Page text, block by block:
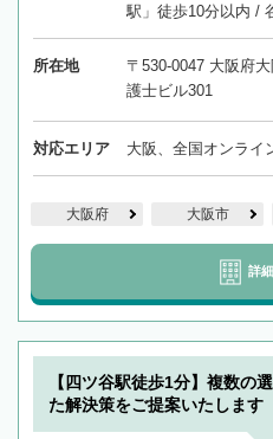
駅」徒歩10分以内 /
所在地
〒530-0047 大阪府
護士ビル301
対応エリア 大阪、全国オンライ
大阪府 大阪市
詳
【四ツ谷駅徒歩1分】複数の
た解決策をご提案いたします